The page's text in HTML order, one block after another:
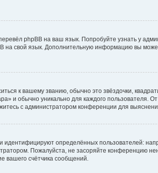
phpBB на ваш язык. Попробуйте узнать у
на свой язык. Дополнительную информацию вы
к вашему званию, обычно это звёздочки,
и обычно уникально для каждого пользователя.
с администратором конференции для
определённых пользователей:
Пожалуйста, не засоряйте конференцию
вашего счётчика сообщений.